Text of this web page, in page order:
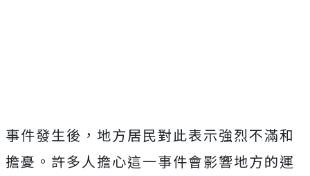
事件發生後，地方居民對此表示強烈不滿和
擔憂。許多人擔心這一事件會影響地方的運